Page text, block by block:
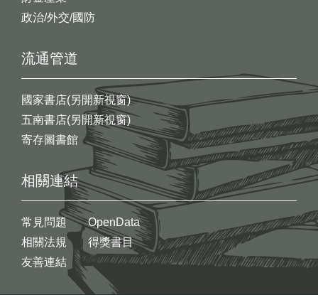
政治/外交/國防
流通管道
國家書店(另開新視窗)
五南書店(另開新視窗)
寄存圖書館
相關連結
常見問題
相關法規
友善連結
OpenData
得獎書目